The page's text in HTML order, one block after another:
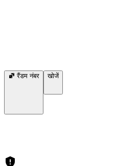
रैंडम नंबर खोजें